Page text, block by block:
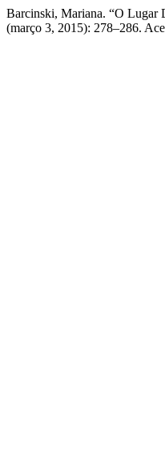
Barcinski, Mariana. “O Lugar
(março 3, 2015): 278–286.